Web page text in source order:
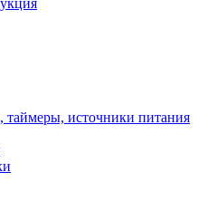
таймеры, источники питания